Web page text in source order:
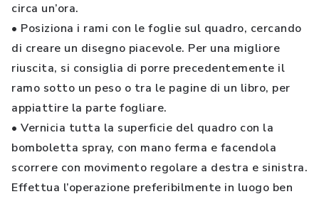
circa un’ora.
• Posiziona i rami con le foglie sul quadro, cercando
di creare un disegno piacevole. Per una migliore
riuscita, si consiglia di porre precedentemente il
ramo sotto un peso o tra le pagine di un libro, per
appiattire la parte fogliare.
• Vernicia tutta la superficie del quadro con la
bomboletta spray, con mano ferma e facendola
scorrere con movimento regolare a destra e sinistra.
Effettua l’operazione preferibilmente in luogo ben